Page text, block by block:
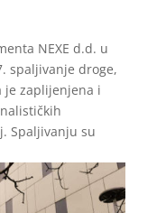
NEXE d.d. u
spaljivanje droge,
je zaplijenjena i
Spaljivanju su